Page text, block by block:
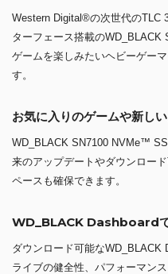
Western Digital®の次世代のTLC
ターフェース搭載の
ゲームを楽しみたいヘビーゲー
す。
お気に入りのゲームや新し
WD_BLACK SN7100 NVMe™
来のアップデートやダウンロー
ペースも確保できます。
WD_BLACK Dashboard
ダウンロード可能なWD_BLACK
ライブの健全性、パフォーマン